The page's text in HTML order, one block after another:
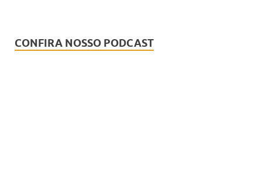
CONFIRA NOSSO PODCAST